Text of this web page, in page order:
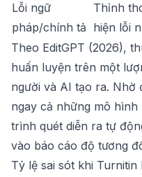
Lỗi ngữ
pháp/chính tả
Thỉnh
hiện lỗi
Theo EditGPT (2026),
huấn luyện trên một
người và AI tạo ra. Nhờ
ngay cả những mô
trình quét diễn ra tự
vào báo cáo độ tương
Tỷ lệ sai sót khi